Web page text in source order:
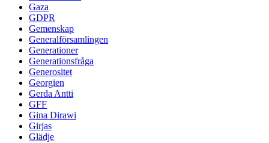
Gaza
GDPR
Gemenskap
Generalförsamlingen
Generationer
Generationsfråga
Generositet
Georgien
Gerda Antti
GFF
Gina Dirawi
Girjas
Glädje